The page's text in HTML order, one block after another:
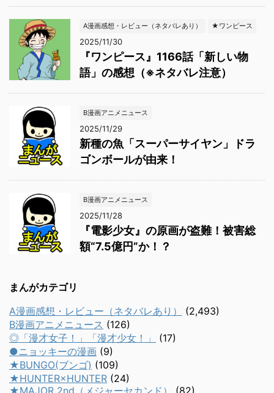
A漫画感想・レビュー（ネタバレあり） ★ワンピース
2025/11/30
『ワンピース』1166話「新しい物
語」の感想（※ネタバレ注意）
B漫画アニメニュース
2025/11/29
新種の魚「スーパーサイヤン」ドラ
ゴンボールが由来！
B漫画アニメニュース
2025/11/28
『電影少女』の原画が盗難！被害総
額“7.5億円”か！？
まんがカテゴリ
A漫画感想・レビュー（ネタバレあり）
(2,493)
B漫画アニメニュース (126)
◎「漫才女子！」「漫才少女！」
(17)
●ニョッキーの漫画 (9)
★BUNGO(ブンゴ) (109)
★HUNTER×HUNTER (24)